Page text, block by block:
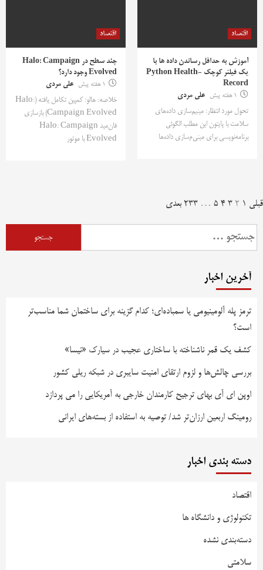
اقتصاد
آموزش به حداقل رساندن داده ها با
یک فیلتر کوچک Python Health-
Record
1 هفته پیش
علی مردی
تحول مورد انتظار: مینیم‌سازی داده‌های
سلامت با پایتون این مطلب الگوئی
برنامه‌نویسی برای مینی‌م‌سازی داده‌ها
اقتصاد
چند سطح در Halo: Campaign
Evolved وجود دارد؟
1 هفته پیش
علی مردی
خلاصه: هالو: کمپین تکامل یافته (Halo:
Campaign Evolved) بازسازی
فان‌مید Halo: Campaign
Evolved با موتور
صفحه‌بندی
نوشته‌ها
قبلی 1
2
3
4
5
…
233 بعدی
جستجو
برای:
آخرین اخبار
ترمز پله آلومینیومی یا سمباده‌ای؛ کدام گزینه برای ساختمان شما مناسب‌تر
است؟
کشف یک قمر ناشناخته با ساختاری عجیب در سیارک «نیسا»
بررسی چالش‌ها و لزوم ارتقای امنیت سایبری در شبکه ریلی کشور
اوپن ای آی بهای ترجیح کارمندان خارجی به آمریکایی را می پردازد
رومینگ اربعین ارزان‌تر شد/ توصیه به استفاده از بسته‌های ایرانی
دسته بندی اخبار
اقتصاد
تکنولوژی و دانشگاه ها
دسته‌بندی نشده
سلامتی